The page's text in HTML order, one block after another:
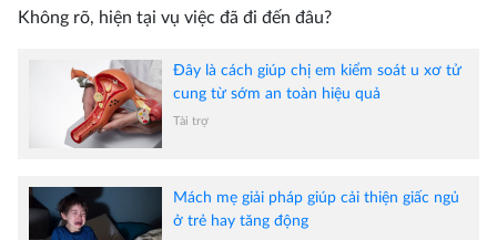
Không rõ, hiện tại vụ việc đã đi đến đâu?
Đây là cách giúp chị em kiểm soát u xơ tử
cung từ sớm an toàn hiệu quả
Tài trợ
Mách mẹ giải pháp giúp cải thiện giấc ngủ
ở trẻ hay tăng động